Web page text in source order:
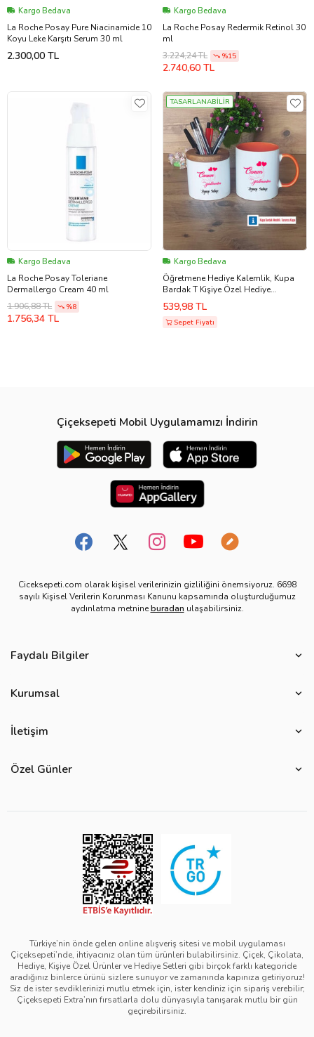
Kargo Bedava
La Roche Posay Pure Niacinamide 10
Koyu Leke Karşıtı Serum 30 ml
2.300,00 TL
Kargo Bedava
La Roche Posay Redermik Retinol 30
ml
3.224,24 TL
%15
2.740,60 TL
Kargo Bedava
La Roche Posay Toleriane
Dermallergo Cream 40 ml
1.906,88 TL
%8
1.756,34 TL
TASARLANABİLİR
Kargo Bedava
Öğretmene Hediye Kalemlik, Kupa
Bardak T Kişiye Özel Hediye
Öğretmenler Günü Hediyesi (Model
13)
539,98 TL
Sepet Fiyatı
Çiçeksepeti Mobil Uygulamamızı İndirin
Ciceksepeti.com olarak kişisel verilerinizin gizliliğini önemsiyoruz. 6698
sayılı Kişisel Verilerin Korunması Kanunu kapsamında oluşturduğumuz
aydınlatma metnineburadan ulaşabilirsiniz.
Faydalı Bilgiler
Çiçek Anlamları
Mevsimlere Göre Çiçekler
Ürün Sıralama Kriterleri
Teslimat İpuçları
Sipariş Güncelleme Süreçleri
Kurumsal
Ürün Güvenliği
Reklamlarımız
Kampanya Detayları
Duyarlı Pazarlama Hareketi
Bilgi Toplumu Hizmetleri
Çiçeksepeti Üyelik Sözleşmesi
Mesafeli Satış Sözleşmesi - Çiçek
Mesafeli Satış Sözleşmesi - Hediye & Extra
Çerez Politikası
İletişim
Çiçeksepeti Pazaryeri Kolaylıkları
Ödeme Seçenekleri
Özel Günler
Anneler Günü Hediyeleri
Babalar Günü Hediyeleri
Öğretmenler Günü Hediyeleri
Yılbaşı Hediyeleri
Black Friday
Tıp Bayramı Hediyeleri
Avukatlar Günü Hediyeleri
Hemşireler Günü Hediyeleri
Türkiye’nin önde gelen online alışveriş sitesi ve mobil uygulaması
Çiçeksepeti’nde, ihtiyacınız olan tüm ürünleri bulabilirsiniz. Çiçek, Çikolata,
Hediye, Kişiye Özel Ürünler ve Hediye Setleri gibi birçok farklı kategoride
aradığınız binlerce ürünü sizlere sunuyor ve zamanında kapınıza getiriyoruz!
Siz de ister sevdiklerinizi mutlu etmek için, ister kendiniz için sipariş verebilir;
Çiçeksepeti Extra’nın fırsatlarla dolu dünyasıyla tanışarak mutlu bir gün
geçirebilirsiniz.